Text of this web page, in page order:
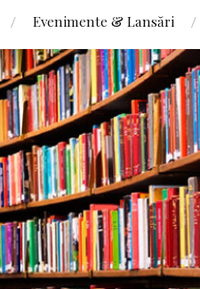
Evenimente & Lansări